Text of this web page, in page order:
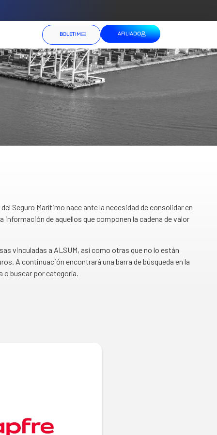
BOLETIM AFILIADO
Seguro Marítimo nace ante la necesidad de consolidar en
información de aquellos que componen la cadena de valor
vinculadas a ALSUM, así como otras que no lo están
A continuación encontrará una barra de búsqueda en la
o buscar por categoría.